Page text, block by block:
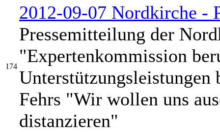
174
2012-09-07 Nordkirche -
Pressemitteilung der
"Expertenkommission
Unterstützungsleistungen
Fehrs "Wir wollen uns
distanzieren"